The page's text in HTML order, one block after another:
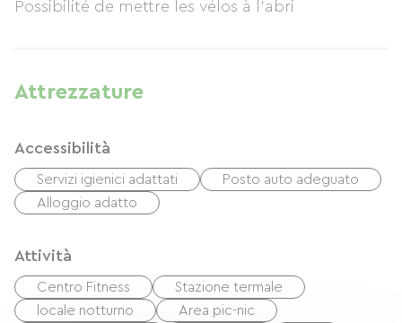
Possibilité de mettre les vélos à l'abri
Attrezzature
Accessibilità
Servizi igienici adattati
Posto auto adeguato
Alloggio adatto
Attività
Centro Fitness
Stazione termale
locale notturno
Area pic-nic